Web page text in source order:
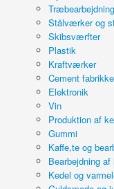
Træbearbejdning
Stålværker og
Skibsværfter
Plastik
Kraftværker
Cement
Elektronik
Vin
Produktion af
Gummi
Kaffe,te og
Bearbejdning
Kedel og